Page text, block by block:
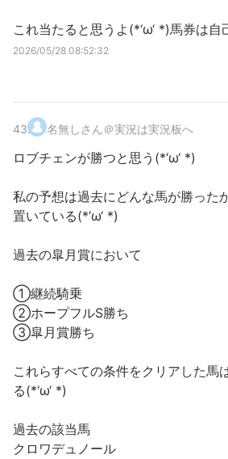
これ当たると思うよ(*‘ω‘ *)馬券は自
2026/05/28 08:52:32
43. 名無しさん＠実況は実況板へ
ロブチェンが勝つと思う(*‘ω‘ *)
私の予想は過去にどんな馬が勝った
置いている(*‘ω‘ *)
過去の皐月賞において
①継続騎乗
②ホープフルS勝ち
③皐月賞勝ち
これらすべての条件をクリアした馬
る(*‘ω‘ *)
過去の該当馬
クロワデュノール